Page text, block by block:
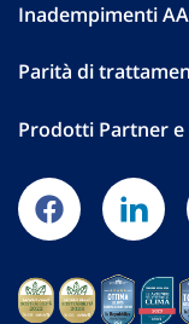
Inadempimenti
Parità di
Prodotti Partner e